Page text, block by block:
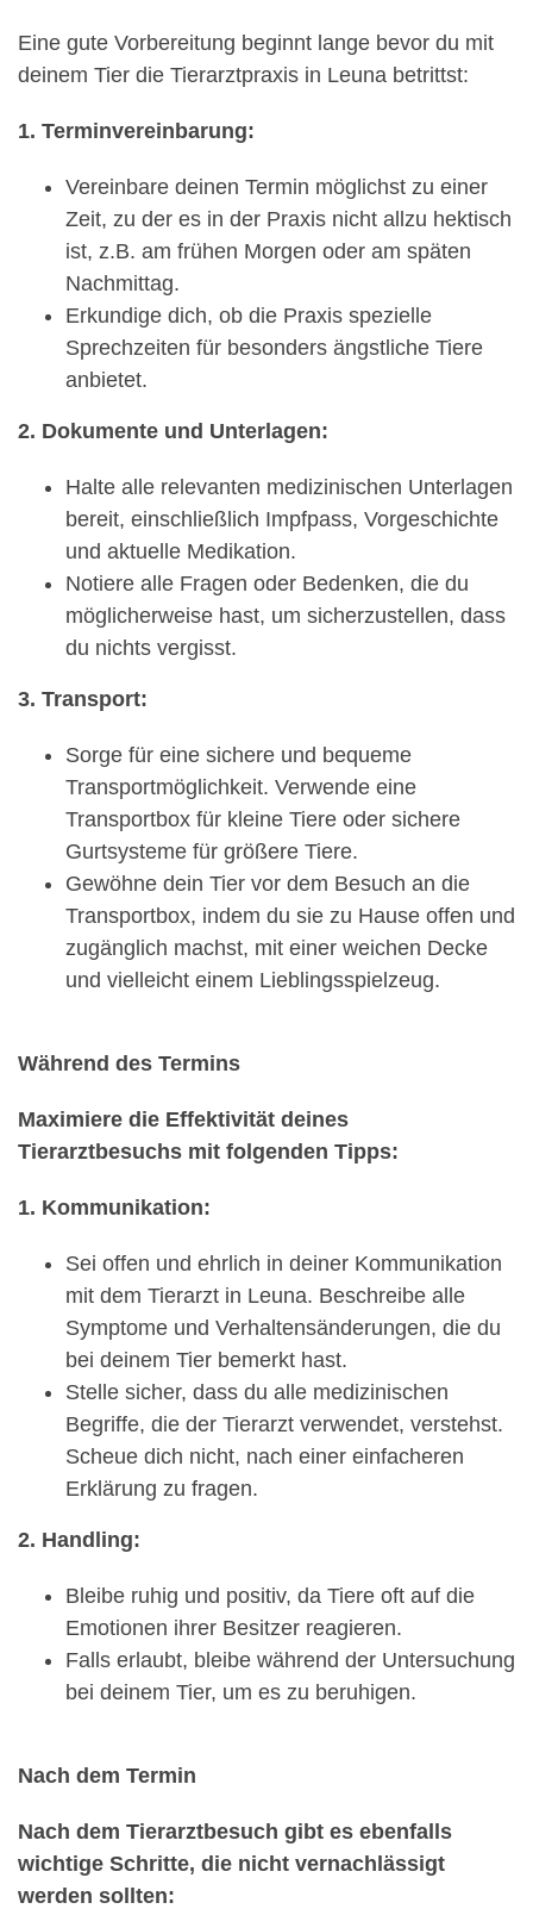
Eine gute Vorbereitung beginnt lange bevor du mit
deinem Tier die Tierarztpraxis in Leuna betrittst:
1. Terminvereinbarung:
Vereinbare deinen Termin möglichst zu einer
Zeit, zu der es in der Praxis nicht allzu hektisch
ist, z.B. am frühen Morgen oder am späten
Nachmittag.
Erkundige dich, ob die Praxis spezielle
Sprechzeiten für besonders ängstliche Tiere
anbietet.
2. Dokumente und Unterlagen:
Halte alle relevanten medizinischen Unterlagen
bereit, einschließlich Impfpass, Vorgeschichte
und aktuelle Medikation.
Notiere alle Fragen oder Bedenken, die du
möglicherweise hast, um sicherzustellen, dass
du nichts vergisst.
3. Transport:
Sorge für eine sichere und bequeme
Transportmöglichkeit. Verwende eine
Transportbox für kleine Tiere oder sichere
Gurtsysteme für größere Tiere.
Gewöhne dein Tier vor dem Besuch an die
Transportbox, indem du sie zu Hause offen und
zugänglich machst, mit einer weichen Decke
und vielleicht einem Lieblingsspielzeug.
Während des Termins
Maximiere die Effektivität deines
Tierarztbesuchs mit folgenden Tipps:
1. Kommunikation:
Sei offen und ehrlich in deiner Kommunikation
mit dem Tierarzt in Leuna. Beschreibe alle
Symptome und Verhaltensänderungen, die du
bei deinem Tier bemerkt hast.
Stelle sicher, dass du alle medizinischen
Begriffe, die der Tierarzt verwendet, verstehst.
Scheue dich nicht, nach einer einfacheren
Erklärung zu fragen.
2. Handling:
Bleibe ruhig und positiv, da Tiere oft auf die
Emotionen ihrer Besitzer reagieren.
Falls erlaubt, bleibe während der Untersuchung
bei deinem Tier, um es zu beruhigen.
Nach dem Termin
Nach dem Tierarztbesuch gibt es ebenfalls
wichtige Schritte, die nicht vernachlässigt
werden sollten: